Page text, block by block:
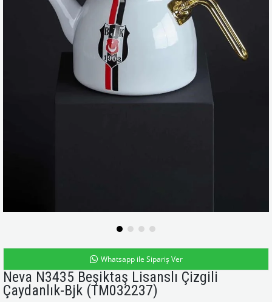
Whatsapp ile Sipariş Ver
Neva N3435 Beşiktaş Lisanslı Çizgili
Çaydanlık-Bjk (TM032237)